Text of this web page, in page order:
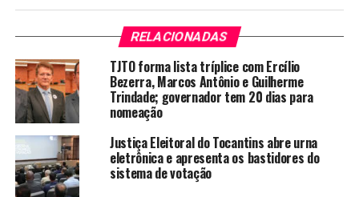
RELACIONADAS
TJTO forma lista tríplice com Ercílio
Bezerra, Marcos Antônio e Guilherme
Trindade; governador tem 20 dias para
nomeação
Justiça Eleitoral do Tocantins abre urna
eletrônica e apresenta os bastidores do
sistema de votação